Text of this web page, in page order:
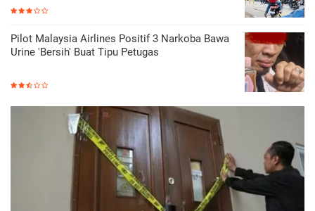
Pilot Malaysia Airlines Positif 3 Narkoba Bawa
Urine 'Bersih' Buat Tipu Petugas